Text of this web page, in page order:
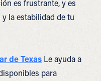
es frustrante, y es
la estabilidad de tu
de Texas Le ayuda a
para